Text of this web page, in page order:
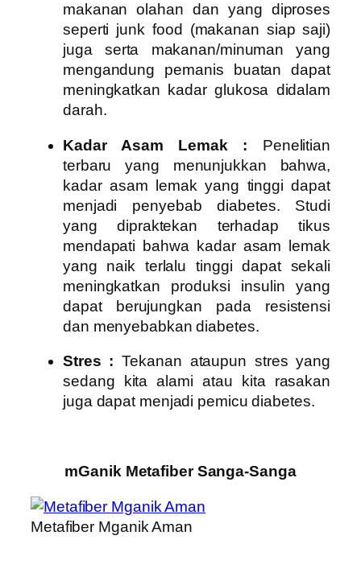
makanan olahan dan yang diproses
seperti junk food (makanan siap saji)
juga serta makanan/minuman yang
mengandung pemanis buatan dapat
meningkatkan kadar glukosa didalam
darah.
Kadar Asam Lemak : Penelitian
terbaru yang menunjukkan bahwa,
kadar asam lemak yang tinggi dapat
menjadi penyebab diabetes. Studi
yang dipraktekan terhadap tikus
mendapati bahwa kadar asam lemak
yang naik terlalu tinggi dapat sekali
meningkatkan produksi insulin yang
dapat berujungkan pada resistensi
dan menyebabkan diabetes.
Stres :Tekanan ataupun stres yang
sedang kita alami atau kita rasakan
juga dapat menjadi pemicu diabetes.
mGanik Metafiber Sanga-Sanga
Metafiber Mganik Aman